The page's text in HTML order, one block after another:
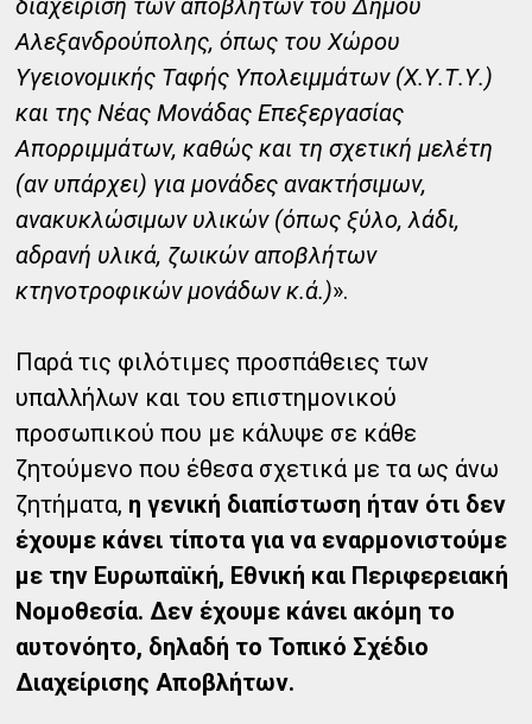
διαχείριση των αποβλήτων του Δήμου
Αλεξανδρούπολης, όπως του Χώρου
Υγειονομικής Ταφής Υπολειμμάτων (Χ.Υ.Τ.Υ.)
και της Νέας Μονάδας Επεξεργασίας
Απορριμμάτων, καθώς και τη σχετική μελέτη
(αν υπάρχει) για μονάδες ανακτήσιμων,
ανακυκλώσιμων υλικών (όπως ξύλο, λάδι,
αδρανή υλικά, ζωικών αποβλήτων
κτηνοτροφικών μονάδων κ.ά.)».
Παρά τις φιλότιμες προσπάθειες των
υπαλλήλων και του επιστημονικού
προσωπικού που με κάλυψε σε κάθε
ζητούμενο που έθεσα σχετικά με τα ως άνω
ζητήματα, η γενική διαπίστωση ήταν ότι δεν
έχουμε κάνει τίποτα για να εναρμονιστούμε
με την Ευρωπαϊκή, Εθνική και Περιφερειακή
Νομοθεσία. Δεν έχουμε κάνει ακόμη το
αυτονόητο, δηλαδή το Τοπικό Σχέδιο
Διαχείρισης Αποβλήτων.